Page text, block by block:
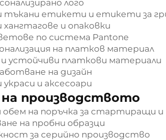
лого
тъкани етикети и етикети за
хангтагове и опаковки
по система Pantone
на платков материал
и устойчиви платкови материали
на дизайн
и аксесоари
производството
обем на поръчка за стартиращи
на пробни образци
за серийно производство